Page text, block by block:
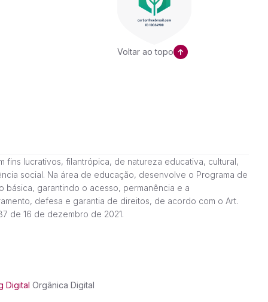
Voltar ao topo
fins lucrativos, filantrópica, de natureza educativa, cultural,
social. Na área de educação, desenvolve o Programa de
básica, garantindo o acesso, permanência e a
defesa e garantia de direitos, de acordo com o Art.
de 16 de dezembro de 2021.
Digital Orgânica Digital